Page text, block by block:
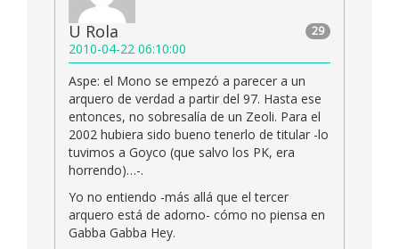
29
U Rola
2010-04-22 06:10:00
Aspe: el Mono se empezó a parecer a un
arquero de verdad a partir del 97. Hasta ese
entonces, no sobresalía de un Zeoli. Para el
2002 hubiera sido bueno tenerlo de titular -lo
tuvimos a Goyco (que salvo los PK, era
horrendo)…-.
Yo no entiendo -más allá que el tercer
arquero está de adorno- cómo no piensa en
Gabba Gabba Hey.